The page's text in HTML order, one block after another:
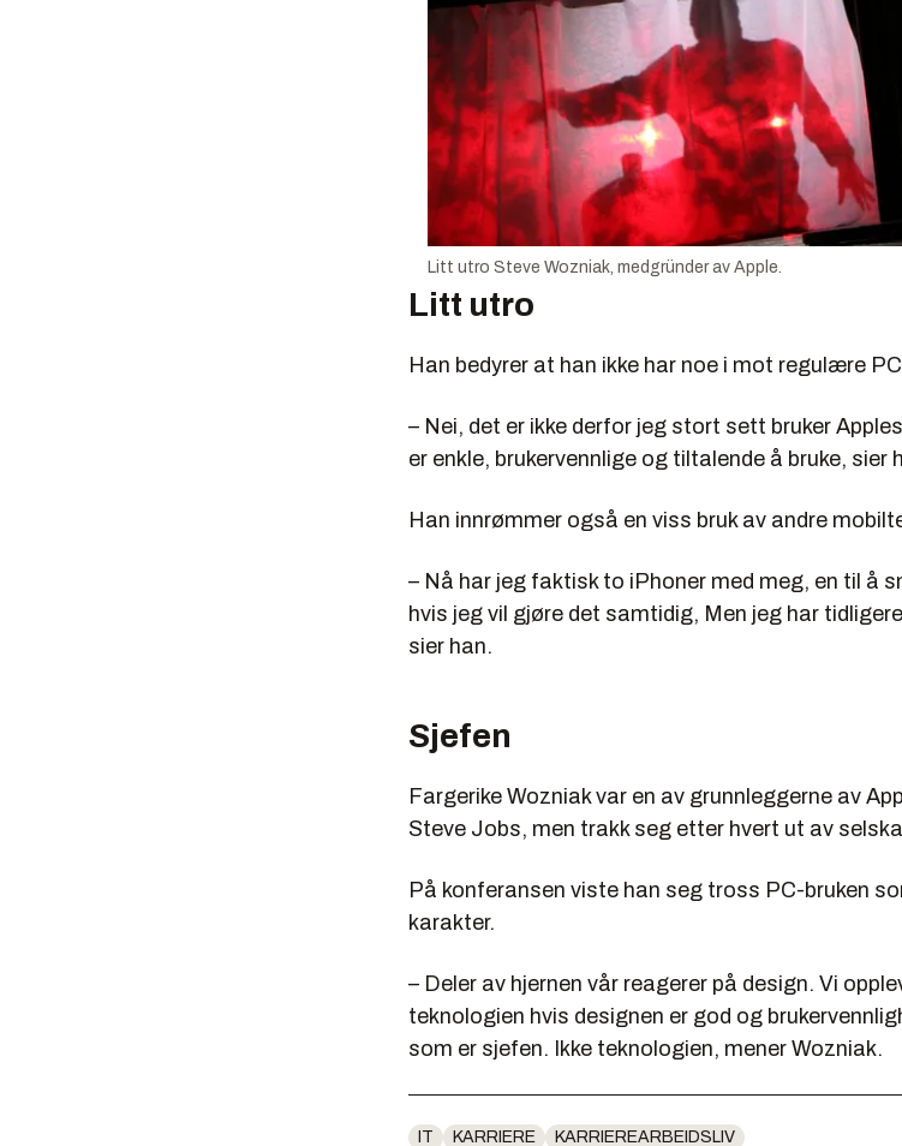
Litt utro Steve Wozniak, medgründer av Apple.
Litt utro
Han bedyrer at han ikke har noe i mot regulære
– Nei, det er ikke derfor jeg stort sett bruker
er enkle, brukervennlige og tiltalende å bruke, sier
Han innrømmer også en viss bruk av andre
– Nå har jeg faktisk to iPhoner med meg, en til å
hvis jeg vil gjøre det samtidig, Men jeg har
sier han.
Sjefen
Fargerike Wozniak var en av grunnleggerne av
Steve Jobs, men trakk seg etter hvert ut av
På konferansen viste han seg tross PC-bruken
karakter.
– Deler av hjernen vår reagerer på design. Vi
teknologien hvis designen er god og
som er sjefen. Ikke teknologien, mener Wozniak.
IT KARRIERE KARRIEREARBEIDSLIV